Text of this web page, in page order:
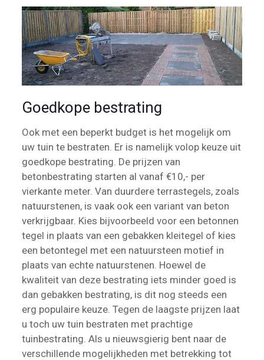
Goedkope bestrating
Ook met een beperkt budget is het mogelijk om
uw tuin te bestraten. Er is namelijk volop keuze uit
goedkope bestrating. De prijzen van
betonbestrating starten al vanaf €10,- per
vierkante meter. Van duurdere terrastegels, zoals
natuurstenen, is vaak ook een variant van beton
verkrijgbaar. Kies bijvoorbeeld voor een betonnen
tegel in plaats van een gebakken kleitegel of kies
een betontegel met een natuursteen motief in
plaats van echte natuurstenen. Hoewel de
kwaliteit van deze bestrating iets minder goed is
dan gebakken bestrating, is dit nog steeds een
erg populaire keuze. Tegen de laagste prijzen laat
u toch uw tuin bestraten met prachtige
tuinbestrating. Als u nieuwsgierig bent naar de
verschillende mogelijkheden met betrekking tot